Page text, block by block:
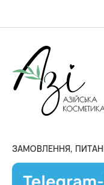
ЗАМОВЛЕННЯ,